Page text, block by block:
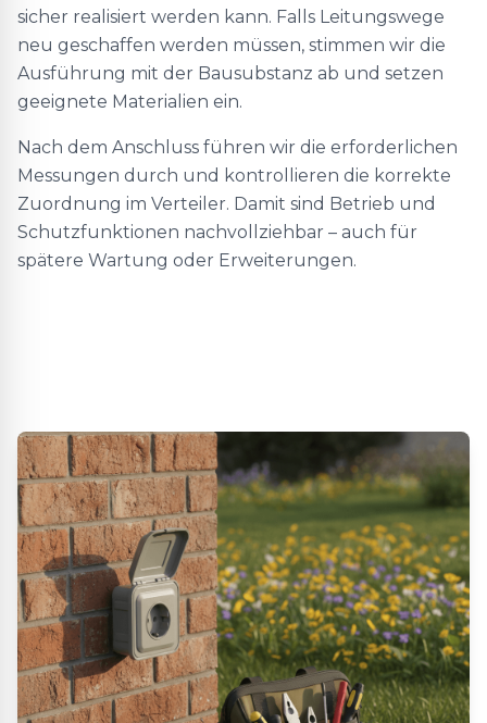
sicher realisiert werden kann. Falls Leitungswege
neu geschaffen werden müssen, stimmen wir die
Ausführung mit der Bausubstanz ab und setzen
geeignete Materialien ein.
Nach dem Anschluss führen wir die erforderlichen
Messungen durch und kontrollieren die korrekte
Zuordnung im Verteiler. Damit sind Betrieb und
Schutzfunktionen nachvollziehbar – auch für
spätere Wartung oder Erweiterungen.